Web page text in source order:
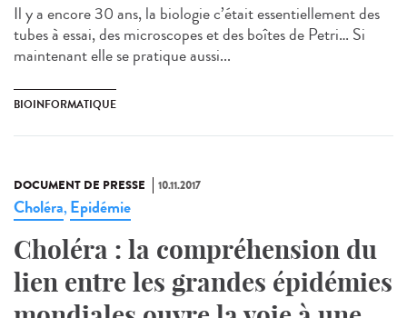
Il y a encore 30 ans, la biologie c’était essentiellement des
tubes à essai, des microscopes et des boîtes de Petri… Si
maintenant elle se pratique aussi...
BIOINFORMATIQUE
DOCUMENT DE PRESSE 10.11.2017
Choléra, Epidémie
Choléra : la compréhension du
lien entre les grandes épidémies